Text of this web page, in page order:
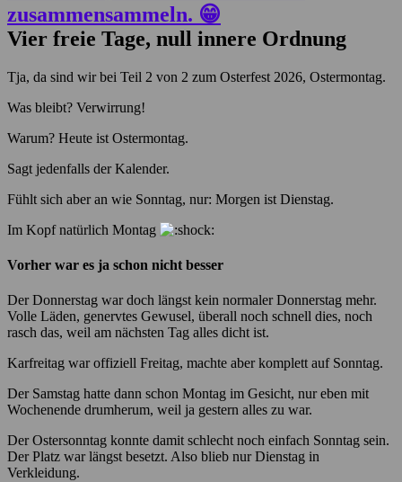
Vier freie Tage, null innere Ordnung
Tja, da sind wir bei Teil 2 von 2 zum Osterfest 2026, Ostermontag.
Was bleibt? Verwirrung!
Warum? Heute ist Ostermontag.
Sagt jedenfalls der Kalender.
Fühlt sich aber an wie Sonntag, nur: Morgen ist Dienstag.
Im Kopf natürlich Montag
Vorher war es ja schon nicht besser
Der Donnerstag war doch längst kein normaler Donnerstag mehr.
Volle Läden, genervtes Gewusel, überall noch schnell dies, noch
rasch das, weil am nächsten Tag alles dicht ist.
Karfreitag war offiziell Freitag, machte aber komplett auf Sonntag.
Der Samstag hatte dann schon Montag im Gesicht, nur eben mit
Wochenende drumherum, weil ja gestern alles zu war.
Der Ostersonntag konnte damit schlecht noch einfach Sonntag sein.
Der Platz war längst besetzt. Also blieb nur Dienstag in
Verkleidung.